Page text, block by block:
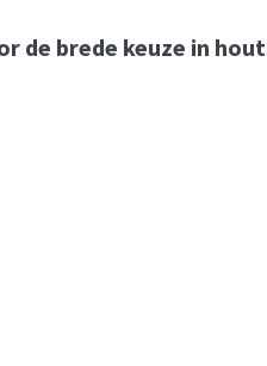
de brede keuze in